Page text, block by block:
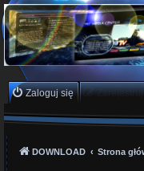
PKTeam - Polish
Team
Hyperion, Enigma, E2, PKT, listy
Zaloguj się
DOWNLOAD Strona